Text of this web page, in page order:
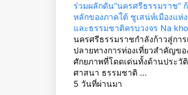
ร่วมผลักดัน“นครศรีธรรมราช” ก้
หลักของภาคใต้ ชูเสน่ห์เมืองแ
และธรรมชาติครบวงจร Na
นครศรีธรรมราชกำลังก้าวสู่กา
ปลายทางการท่องเที่ยวสำคัญขอ
ศักยภาพที่โดดเด่นทั้งด้านประวั
ศาสนา ธรรมชาติ ...
5 วันที่ผ่านมา